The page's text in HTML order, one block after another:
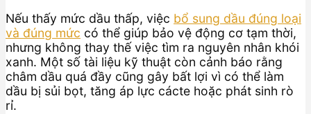
Nếu thấy mức dầu thấp, việc bổ sung dầu đúng loại
và đúng mức có thể giúp bảo vệ động cơ tạm thời,
nhưng không thay thế việc tìm ra nguyên nhân khói
xanh. Một số tài liệu kỹ thuật còn cảnh báo rằng
châm dầu quá đầy cũng gây bất lợi vì có thể làm
dầu bị sủi bọt, tăng áp lực cácte hoặc phát sinh rò
rỉ.